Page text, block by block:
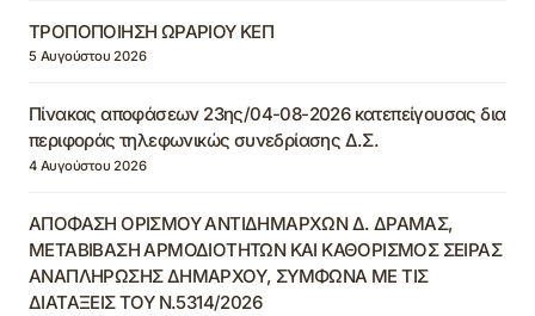
ΤΡΟΠΟΠΟΙΗΣΗ ΩΡΑΡΙΟΥ ΚΕΠ
5 Αυγούστου 2026
Πίνακας αποφάσεων 23ης/04-08-2026 κατεπείγουσας δια
περιφοράς τηλεφωνικώς συνεδρίασης Δ.Σ.
4 Αυγούστου 2026
ΑΠΟΦΑΣΗ ΟΡΙΣΜΟΥ ΑΝΤΙΔΗΜΑΡΧΩΝ Δ. ΔΡΑΜΑΣ,
ΜΕΤΑΒΙΒΑΣΗ ΑΡΜΟΔΙΟΤΗΤΩΝ ΚΑΙ ΚΑΘΟΡΙΣΜΟΣ ΣΕΙΡΑΣ
ΑΝΑΠΛΗΡΩΣΗΣ ΔΗΜΑΡΧΟΥ, ΣΥΜΦΩΝΑ ΜΕ ΤΙΣ
ΔΙΑΤΑΞΕΙΣ ΤΟΥ Ν.5314/2026